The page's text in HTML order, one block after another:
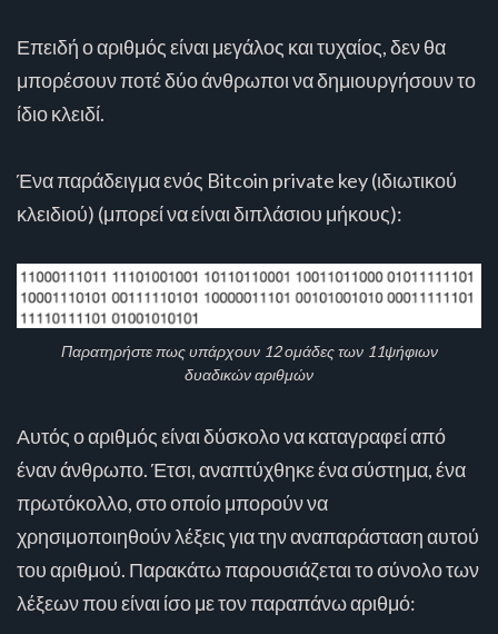
Επειδή ο αριθμός είναι μεγάλος και τυχαίος, δεν θα
μπορέσουν ποτέ δύο άνθρωποι να δημιουργήσουν το
ίδιο κλειδί.
Ένα παράδειγμα ενός Bitcoin private key (ιδιωτικού
κλειδιού) (μπορεί να είναι διπλάσιου μήκους):
Παρατηρήστε πως υπάρχουν 12 ομάδες των 11ψήφιων
δυαδικών αριθμών
Αυτός ο αριθμός είναι δύσκολο να καταγραφεί από
έναν άνθρωπο. Έτσι, αναπτύχθηκε ένα σύστημα, ένα
πρωτόκολλο, στο οποίο μπορούν να
χρησιμοποιηθούν λέξεις για την αναπαράσταση αυτού
του αριθμού. Παρακάτω παρουσιάζεται το σύνολο των
λέξεων που είναι ίσο με τον παραπάνω αριθμό: